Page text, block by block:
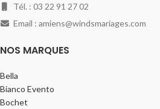
Tél. : 03 22 91 27 02
Email : amiens@windsmariages.com
NOS MARQUES
Bella
Bianco Evento
Bochet